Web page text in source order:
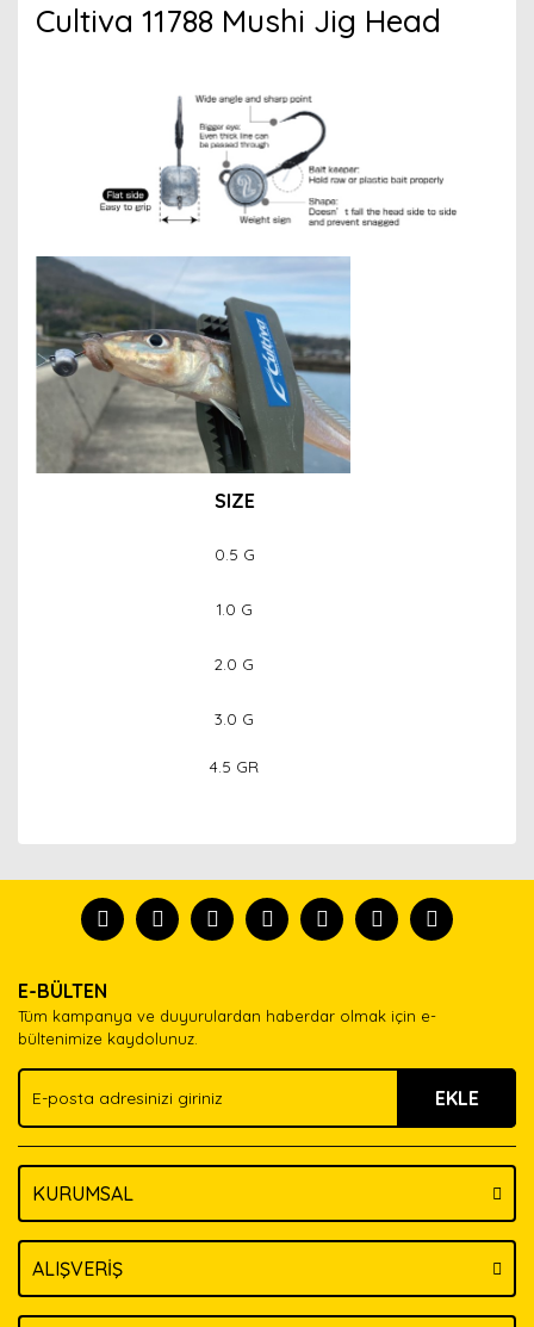
Cultiva 11788 Mushi Jig Head
SIZE
0.5 G
1.0 G
2.0 G
3.0 G
4.5 GR
tanısın.
formunu kullanarak tarafımıza iletebilirsiniz.
Görüş ve önerileriniz için teşekkür ederiz.
Ürün açıklamasında eksik bilgiler bulunuyor.
Ürün bilgilerinde hatalar bulunuyor.
Ürün fiyatı diğer sitelerden daha pahalı.
Bu ürüne benzer farklı alternatifler olmalı.
E-BÜLTEN
Tüm kampanya ve duyurulardan haberdar olmak için e-
bültenimize kaydolunuz.
EKLE
KURUMSAL
ALIŞVERİŞ